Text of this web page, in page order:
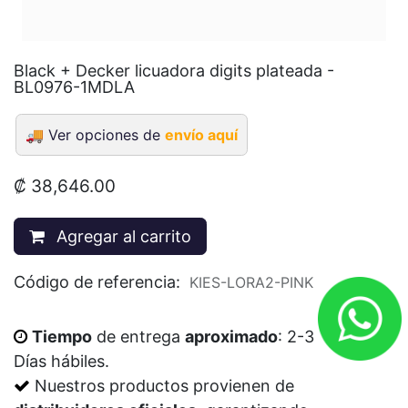
Black + Decker licuadora digits plateada -
BL0976-1MDLA
🚚 Ver opciones de envío aquí
₡ 38,646.00
Agregar al carrito
Código de referencia: KIES-LORA2-PINK
Tiempo de entrega aproximado: 2-3
Días hábiles.
Nuestros productos provienen de